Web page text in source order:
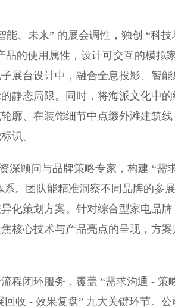
、未来” 的展会调性，独创 “科技
的使用属性，设计可交互的模拟
展台设计中，融合全息投影、智能
静态局限。同时，将海派文化中的
廓、在装饰细节中点缀外滩建筑线
识。
顾问与品牌策略专家，构建 “需
。团队能精准洞察不同品牌的参展
化策划方案。针对综合型家电品牌
核心技术与产品亮点的呈现，方案
闭环服务，覆盖 “需求沟通 - 策
收 - 效果复盘” 九大关键环节。公